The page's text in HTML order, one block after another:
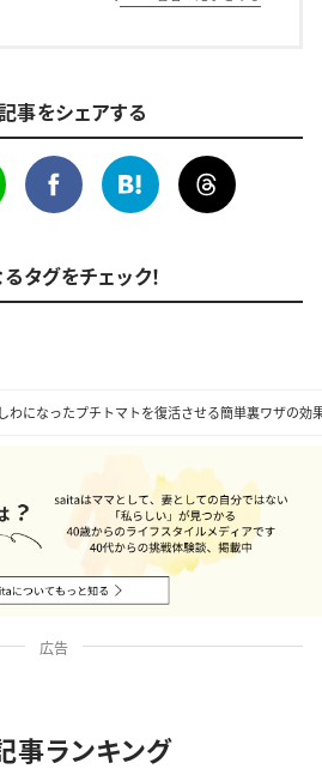
わになったプチトマトを復活させる簡単裏ワザの効
事をシェアする
タグをチェック！
広告
事ランキング